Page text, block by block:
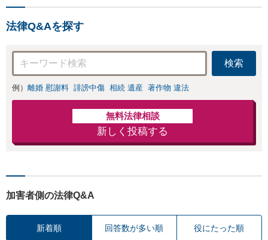
対応可。企業のネットトラ
法律Q&Aを探す
検索
例） 離婚 慰謝料 誹謗中傷 相続 遺産 著作物 違法
無料法律相談
新しく投稿する
加害者側の法律Q&A
新着順 回答数が多い順 役にたった順